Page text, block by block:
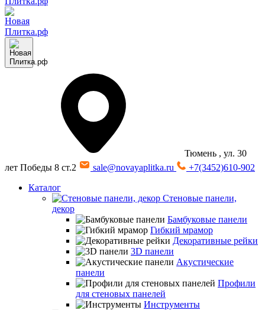
Тюмень , ул. 30
лет Победы 8 ст.2
sale@novayaplitka.ru
+7(3452)610-902
Каталог
Стеновые панели,
декор
Бамбуковые панели
Гибкий мрамор
Декоративные рейки
3D панели
Акустические
панели
Профили
для стеновых панелей
Инструменты